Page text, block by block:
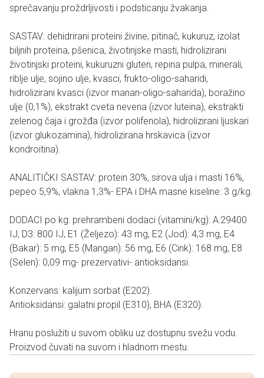
sprečavanju proždrljivosti i podsticanju žvakanja.
SASTAV: dehidrirani proteini živine, pitinač, kukuruz, izolat
biljnih proteina, pšenica, životinjske masti, hidrolizirani
životinjski proteini, kukuruzni gluten, repina pulpa, minerali,
riblje ulje, sojino ulje, kvasci, frukto-oligo-saharidi,
hidrolizirani kvasci (izvor manan-oligo-saharida), boražino
ulje (0,1%), ekstrakt cveta nevena (izvor luteina), ekstrakti
zelenog čaja i grožđa (izvor polifenola), hidrolizirani ljuskari
(izvor glukozamina), hidrolizirana hrskavica (izvor
kondroitina).
ANALITIČKI SASTAV: protein 30%, sirova ulja i masti 16%,
pepeo 5,9%, vlakna 1,3%- EPA i DHA masne kiseline: 3 g/kg.
DODACI po kg: prehrambeni dodaci (vitamini/kg): A:29400
IJ, D3: 800 IJ, E1 (Željezo): 43 mg, E2 (Jod): 4,3 mg, E4
(Bakar): 5 mg, E5 (Mangan): 56 mg, E6 (Cink): 168 mg, E8
(Selen): 0,09 mg- prezervativi- antioksidansi.
Konzervans: kalijum sorbat (E202).
Antioksidansi: galatni propil (E310), BHA (E320).
Hranu poslužiti u suvom obliku uz dostupnu svežu vodu.
Proizvod čuvati na suvom i hladnom mestu.